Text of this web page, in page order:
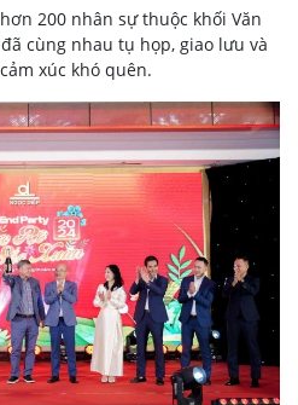
200 nhân sự thuộc khối Văn
cùng nhau tụ họp, giao lưu và
xúc khó quên.